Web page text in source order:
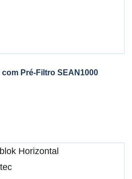
Pré-Filtro SEAN1000